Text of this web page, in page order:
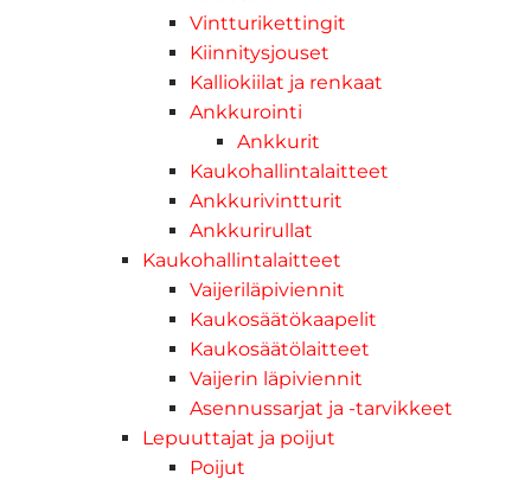
Vintturikettingit
Kiinnitysjouset
Kalliokiilat ja renkaat
Ankkurointi
Ankkurit
Kaukohallintalaitteet
Ankkurivintturit
Ankkurirullat
Kaukohallintalaitteet
Vaijeriläpiviennit
Kaukosäätökaapelit
Kaukosäätölaitteet
Vaijerin läpiviennit
Asennussarjat ja -tarvikkeet
Lepuuttajat ja poijut
Poijut